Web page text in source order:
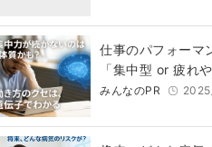
仕事のパフォーマ
「集中型 or 疲れ
みんなのPR